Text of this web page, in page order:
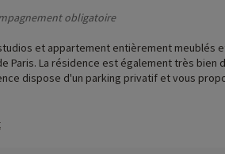
obligatoire
et appartement entièrement meublés
Paris. La résidence est également très
dispose d'un parking privatif et vous